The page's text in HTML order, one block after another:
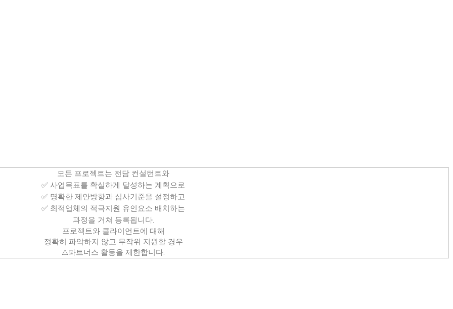
모든 프로젝트는 전담 컨설턴트와
✅ 사업목표를 확실하게 달성하는 계획으로
✅ 명확한 제안방향과 심사기준을 설정하고
✅ 최적업체의 적극지원 유인요소 배치하는
과정을 거쳐 등록됩니다.
프로젝트와 클라이언트에 대해
정확히 파악하지 않고 무작위 지원할 경우
⚠️파트너스 활동을 제한합니다.